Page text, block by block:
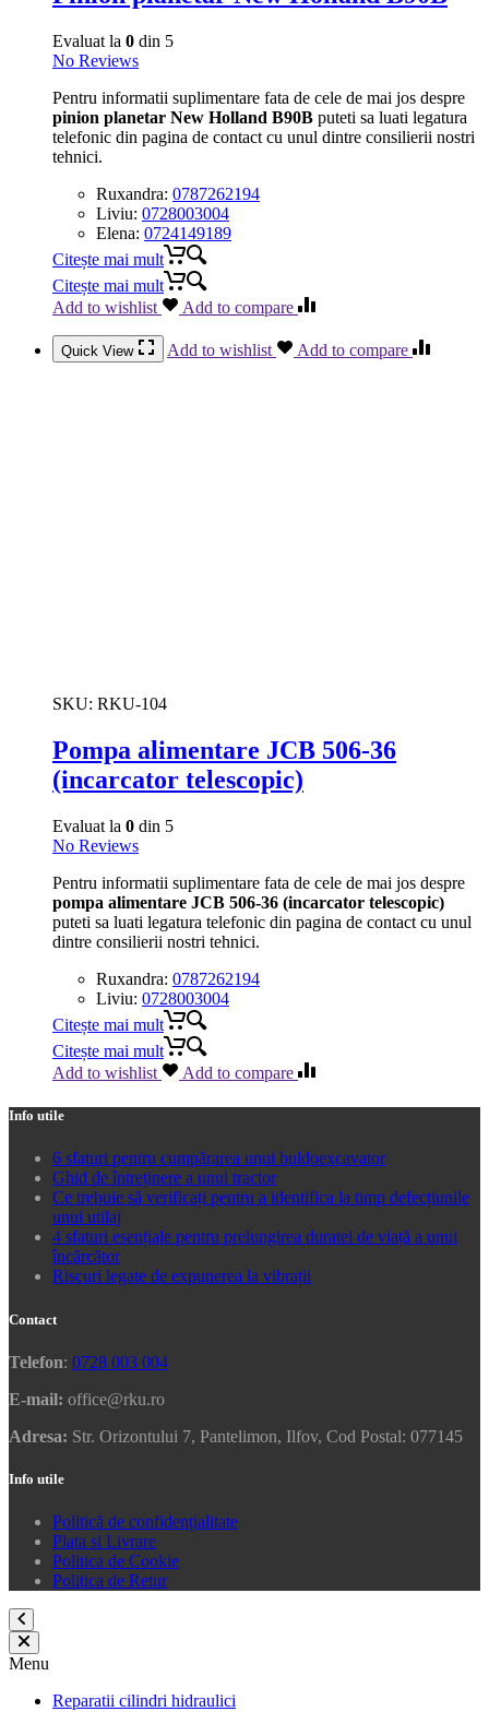
Evaluat la 0 din 5
No Reviews
Pentru informatii suplimentare fata de cele de mai jos despre
pinion planetar New Holland B90B puteti sa luati legatura
telefonic din pagina de contact cu unul dintre consilierii nostri
tehnici.
Ruxandra: 0787262194
Liviu: 0728003004
Elena: 0724149189
Citește mai mult
Citește mai mult
Add to wishlist
Add to compare
Quick View Add to wishlist Add to compare
SKU: RKU-104
Pompa alimentare JCB 506-36
(incarcator telescopic)
Evaluat la 0 din 5
No Reviews
Pentru informatii suplimentare fata de cele de mai jos despre
pompa alimentare JCB 506-36 (incarcator telescopic)
puteti sa luati legatura telefonic din pagina de contact cu unul
dintre consilierii nostri tehnici.
Ruxandra: 0787262194
Liviu: 0728003004
Citește mai mult
Citește mai mult
Add to wishlist
Add to compare
Info utile
6 sfaturi pentru cumpărarea unui buldoexcavator
Ghid de întreținere a unui tractor
Ce trebuie să verificați pentru a identifica la timp defecțiunile
unui utilaj
4 sfaturi esențiale pentru prelungirea duratei de viață a unui
încărcător
Riscuri legate de expunerea la vibrații
Contact
Telefon: 0728 003 004
E-mail: office@rku.ro
Adresa: Str. Orizontului 7, Pantelimon, Ilfov, Cod Postal: 077145
Info utile
Politică de confidențialitate
Plata si Livrare
Politica de Cookie
Politica de Retur
Menu
Reparatii cilindri hidraulici